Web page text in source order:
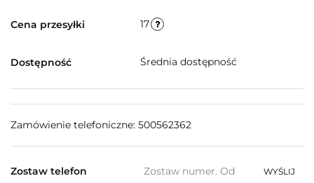
Cena przesyłki 17
Dostępność Średnia dostępność
Zamówienie telefoniczne: 500562362
Zostaw telefon WYŚLIJ